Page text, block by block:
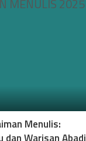
Menulis: